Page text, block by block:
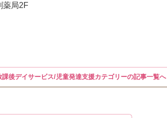
薬局2F
課後デイサービス/児童発達支援カテゴリーの記事一覧へ